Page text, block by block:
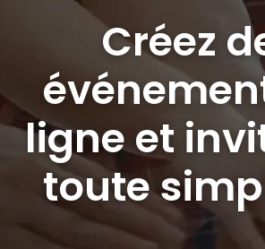
Créez
ligne et
toute